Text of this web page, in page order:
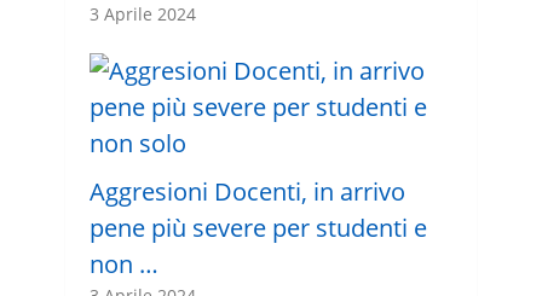
3 Aprile 2024
Aggresioni Docenti, in arrivo
pene più severe per studenti e
non …